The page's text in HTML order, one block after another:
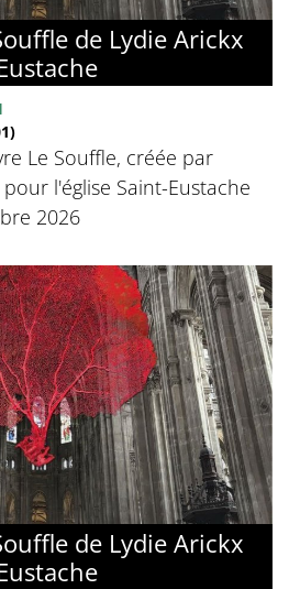
de Lydie Arickx
Le Souffle, créée par
l'église Saint-Eustache
2026
de Lydie Arickx